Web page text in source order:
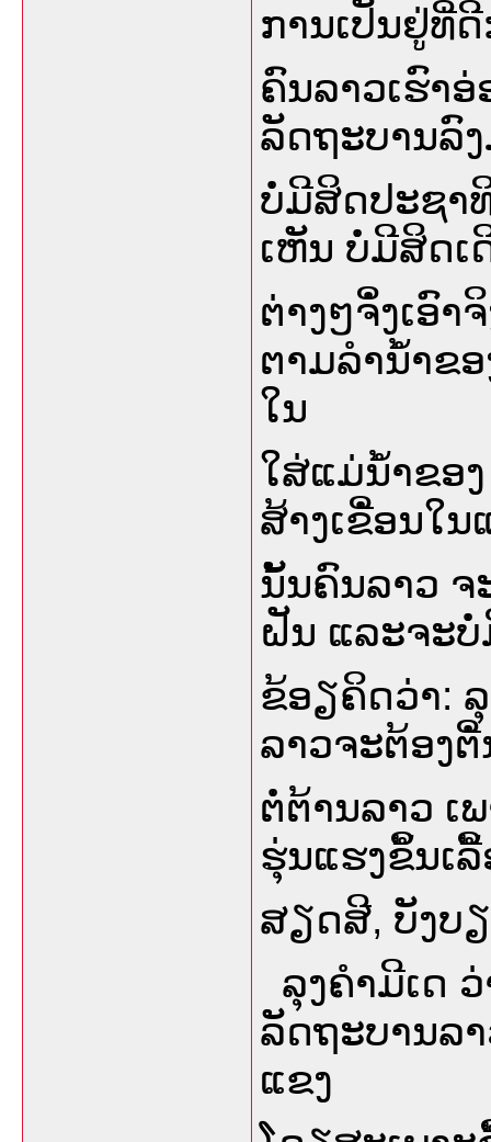
ການເປັນຢູ່ທີ່
ຄົນລາວເຮົາ
ລັດຖະບານລົ
ບໍ່ມີສິດປະຊາ
ເຫັນ ບໍ່ມີສິດເ
ຕ່າງໆຈິໍ່ງເອົ
ຕາມລໍານໍ້າຂ
ໃນ
ໃສ່ແມ່ນໍ້າຂອ
ສ້າງເຂີໍ່ອນໃ
ນັ້ນຄົນລາວ
ຝັນ ແລະຈະບໍ່
ຂ້ອຽຄິດວ່າ:
ລາວຈະຕ້ອງ
ຕໍ່ຕ້ານລາວ ເ
ຮຸ່ນແຮງຂິໍ້ນເ
ສຽດສີ, ບັງບ
ລຸງຄໍາມີເດ
ລັດຖະບານລ
ແຂງ